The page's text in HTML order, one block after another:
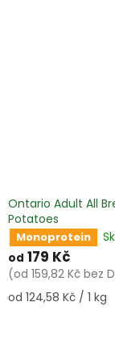
Ontario Adult All
Potatoes
Monoprotein
od 179 Kč
(od 159,82 Kč bez
Měrná
od 124,58 Kč / 1 kg